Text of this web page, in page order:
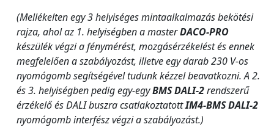
(Mellékelten egy 3 helyiséges mintaalkalmazás bekötési
rajza, ahol az 1. helyiségben a masterDACO-PRO
készülék végzi a fénymérést, mozgásérzékelést és ennek
megfelelően a szabályozást, illetve egy darab 230 V-os
nyomógomb segítségével tudunk kézzel beavatkozni. A 2.
és 3. helyiségben pedig egy-egyBMS DALI-2rendszerű
érzékelő és DALI buszra csatlakoztatottIM4-BMS DALI-2
nyomógomb interfész végzi a szabályozást.)